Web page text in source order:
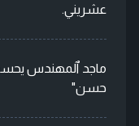
عشريني.
ماجد ٱلمهندس
حسن"